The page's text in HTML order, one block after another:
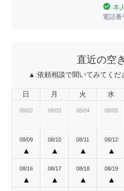
check_circle 本
電話番
直近の空
▲:依頼相談で聞いてみてくだ
日 月 火 水
08/02 08/03 08/04 08/05
08/09
▲
08/10
▲
08/11
▲
08/12
▲
08/16
▲
08/17
▲
08/18
▲
08/19
▲